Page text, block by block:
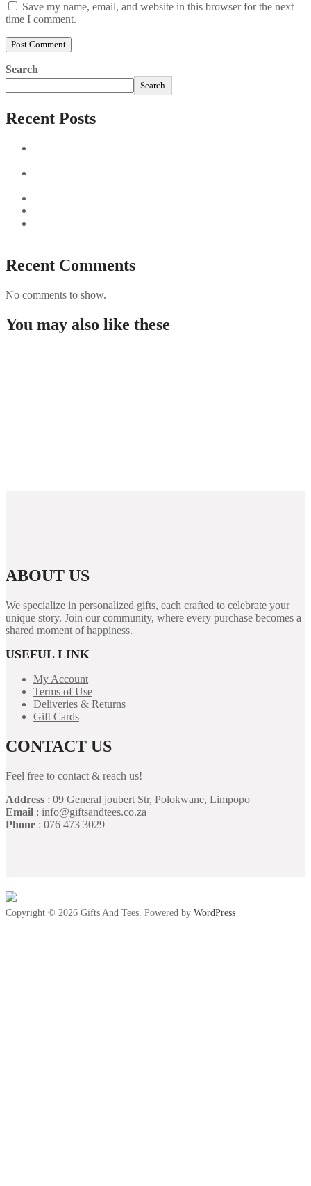
Save my name, email, and website in this browser for the next
time I comment.
Search
Search
Recent Posts
Recent Comments
No comments to show.
You may also like these
ABOUT US
We specialize in personalized gifts, each crafted to celebrate your
unique story. Join our community, where every purchase becomes a
shared moment of happiness.
USEFUL LINK
My Account
Terms of Use
Deliveries & Returns
Gift Cards
CONTACT US
Feel free to contact & reach us!
Address : 09 General joubert Str, Polokwane, Limpopo
Email : info@giftsandtees.co.za
Phone : 076 473 3029
Copyright © 2026 Gifts And Tees. Powered by WordPress